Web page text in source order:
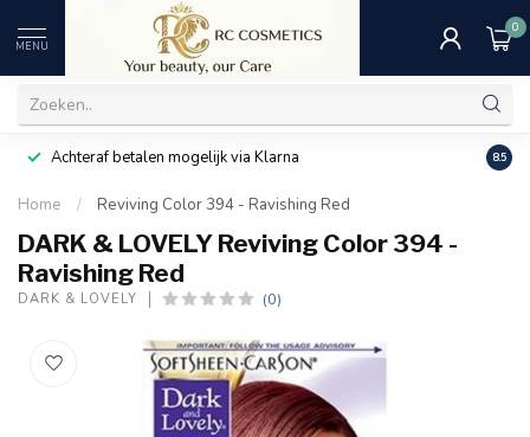
MENU
0
Achteraf betalen mogelijk via Klarna 8.5
Home / Reviving Color 394 - Ravishing Red
DARK & LOVELY Reviving Color 394 -
Ravishing Red
DARK & LOVELY (0)